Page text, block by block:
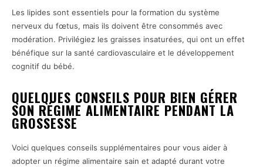
Les lipides sont essentiels pour la formation du système
nerveux du fœtus, mais ils doivent être consommés avec
modération. Privilégiez les graisses insaturées, qui ont un effet
bénéfique sur la santé cardiovasculaire et le développement
cognitif du bébé.
QUELQUES CONSEILS POUR BIEN GÉRER
SON RÉGIME ALIMENTAIRE PENDANT LA
GROSSESSE
Voici quelques conseils supplémentaires pour vous aider à
adopter un régime alimentaire sain et adapté durant votre